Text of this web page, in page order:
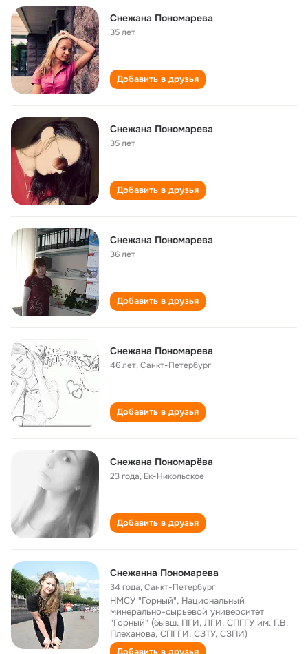
Снежана Пономарева
35 лет
Добавить в друзья
Снежана Пономарева
35 лет
Добавить в друзья
Снежана Пономарева
36 лет
Добавить в друзья
Снежана Пономарева
46 лет,Санкт-Петербург
Добавить в друзья
Снежана Пономарёва
23 года, Ек-Никольское
Добавить в друзья
Снежанна Пономарева
34 года,Санкт-Петербург
НМСУ "Горный", Национальный
минерально-сырьевой университет
"Горный" (бывш. ПГИ, ЛГИ, СПГГУ им. Г.В.
Плеханова, СПГГИ, СЗТУ, СЗПИ)
Добавить в друзья